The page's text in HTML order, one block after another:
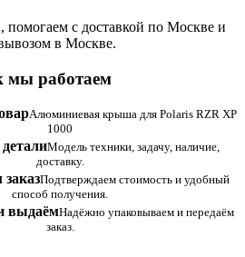
помогаем с доставкой по Москве и
в Москве.
мы работаем
Алюминиевая крыша для Polaris RZR XP
1000
Модель техники, задачу, наличие,
доставку.
Подтверждаем стоимость и удобный
способ получения.
выдаёмНадёжно упаковываем и передаём
заказ.